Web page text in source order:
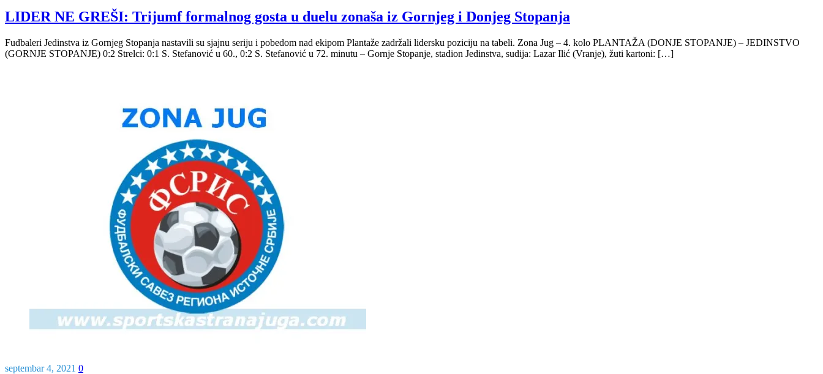
LIDER NE GREŠI: Trijumf formalnog gosta u duelu zonaša iz Gornjeg i Donjeg Stopanja
Fudbaleri Jedinstva iz Gornjeg Stopanja nastavili su sjajnu seriju i pobedom nad ekipom Plantaže zadržali lidersku poziciju na tabeli. Zona Jug – 4. kolo PLANTAŽA (DONJE STOPANJE) – JEDINSTVO
(GORNJE STOPANJE) 0:2 Strelci: 0:1 S. Stefanović u 60., 0:2 S. Stefanović u 72. minutu – Gornje Stopanje, stadion Jedinstva, sudija: Lazar Ilić (Vranje), žuti kartoni: […]
septembar 4, 2021 0